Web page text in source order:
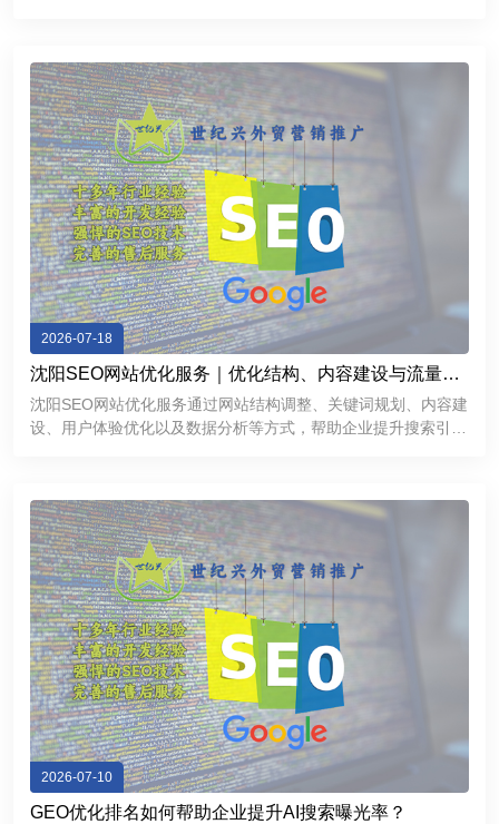
2026-07-18
沈阳SEO网站优化服务｜优化结构、内容建设与流量增
长方案
沈阳SEO网站优化服务通过网站结构调整、关键词规划、内容建
设、用户体验优化以及数据分析等方式，帮助企业提升搜索引擎
度，还能够成为持
2026-07-10
GEO优化排名如何帮助企业提升AI搜索曝光率？